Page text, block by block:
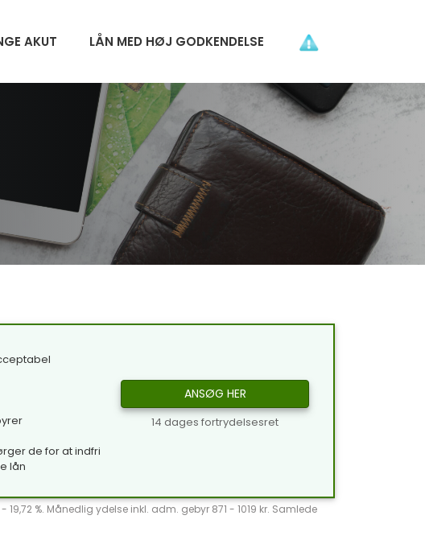
AKUT LÅN MED HØJ GODKENDELSE
de for at indfri
lån
ANSØG HER
14 dages fortrydelsesret
%. Månedlig ydelse inkl. adm. gebyr 871 - 1019 kr. Samlede